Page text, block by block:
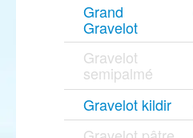
Grand
Gravelot
Gravelot
semipalmé
Gravelot kildir